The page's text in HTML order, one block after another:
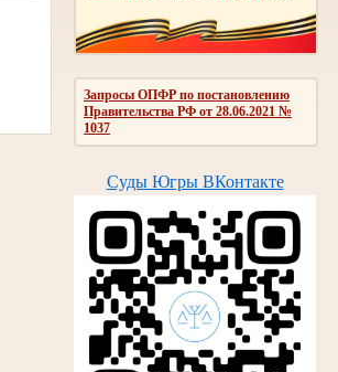
Запросы ОПФР по постановлению
Правительства РФ от 28.06.2021 №
1037
Суды Югры ВКонтакте